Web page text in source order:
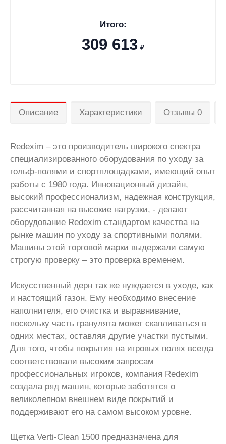
Итого:
309 613 ₽
Описание Характеристики Отзывы 0
Redexim – это производитель широкого спектра
специализированного оборудования по уходу за
гольф-полями и спортплощадками, имеющий опыт
работы с 1980 года. Инновационный дизайн,
высокий профессионализм, надежная конструкция,
рассчитанная на высокие нагрузки, - делают
оборудование Redexim стандартом качества на
рынке машин по уходу за спортивными полями.
Машины этой торговой марки выдержали самую
строгую проверку – это проверка временем.
Искусственный дерн так же нуждается в уходе, как
и настоящий газон. Ему необходимо внесение
наполнителя, его очистка и выравнивание,
поскольку часть гранулята может скапливаться в
одних местах, оставляя другие участки пустыми.
Для того, чтобы покрытия на игровых полях всегда
соответствовали высоким запросам
профессиональных игроков, компания Redexim
создала ряд машин, которые заботятся о
великолепном внешнем виде покрытий и
поддерживают его на самом высоком уровне.
Щетка Verti-Clean 1500 предназначена для